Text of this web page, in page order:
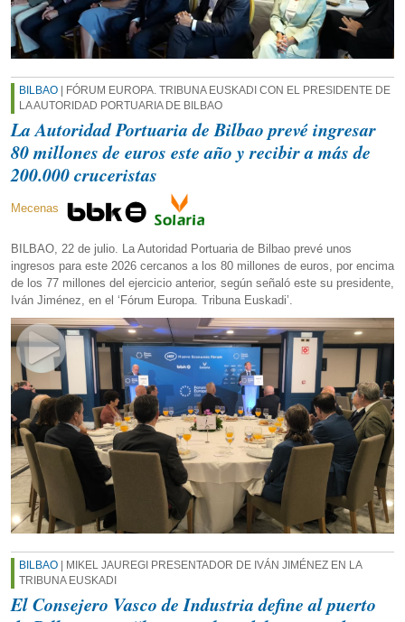
BILBAO | FÓRUM EUROPA. TRIBUNA EUSKADI CON EL PRESIDENTE DE
LA AUTORIDAD PORTUARIA DE BILBAO
La Autoridad Portuaria de Bilbao prevé ingresar
80 millones de euros este año y recibir a más de
200.000 cruceristas
Mecenas
BILBAO, 22 de julio. La Autoridad Portuaria de Bilbao prevé unos
ingresos para este 2026 cercanos a los 80 millones de euros, por encima
de los 77 millones del ejercicio anterior, según señaló este su presidente,
Iván Jiménez, en el ‘Fórum Europa. Tribuna Euskadi’.
BILBAO | MIKEL JAUREGI PRESENTADOR DE IVÁN JIMÉNEZ EN LA
TRIBUNA EUSKADI
El Consejero Vasco de Industria define al puerto